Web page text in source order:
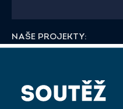
NAŠE PROJEKTY: